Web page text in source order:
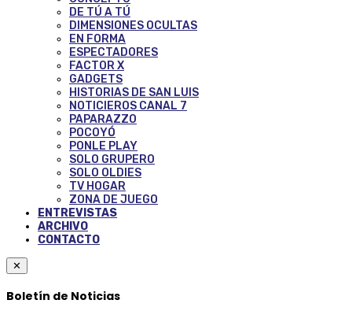
DE TÚ A TÚ
DIMENSIONES OCULTAS
EN FORMA
ESPECTADORES
FACTOR X
GADGETS
HISTORIAS DE SAN LUIS
NOTICIEROS CANAL 7
PAPARAZZO
POCOYÓ
PONLE PLAY
SOLO GRUPERO
SOLO OLDIES
TV HOGAR
ZONA DE JUEGO
ENTREVISTAS
ARCHIVO
CONTACTO
✕
Boletín de Noticias